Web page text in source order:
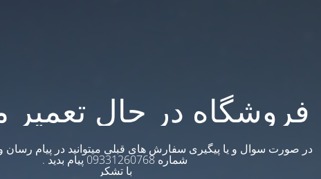
فروشگاه در حال تعمیر
در صورت سوال و یا پیگیری سفارش های قبلی میتوانید در پیام رسان
شماره 09331260768 پیام بدید .
با تشکر